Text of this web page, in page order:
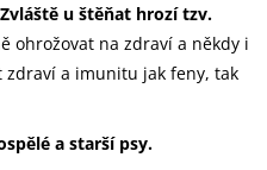
Zvláště u štěňat hrozí tzv.
ohrožovat na zdraví a někdy i
zdraví a imunitu jak feny, tak
a starší psy.